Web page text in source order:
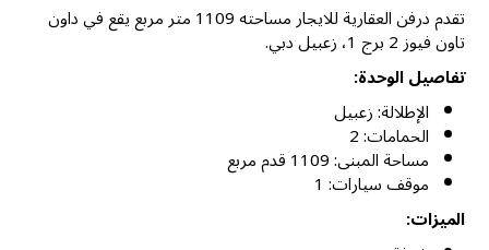
تقدم درفن العقارية للايجار مساحته 1109 متر مربع يقع في داون
تاون فيوز 2 برج 1، زعبيل دبي.
تفاصيل الوحدة:
الإطلالة: زعبيل
الحمامات: 2
مساحة المبنى: 1109 قدم مربع
موقف سيارات: 1
الميزات: